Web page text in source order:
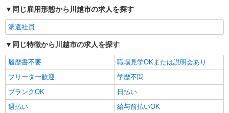
同じ雇用形態から川越市の求人を探す
派遣社員
同じ特徴から川越市の求人を探す
履歴書不要
職場見学OKまたは説明会あり
フリーター歓迎
学歴不問
ブランクOK
日払い
週払い
給与前払いOK